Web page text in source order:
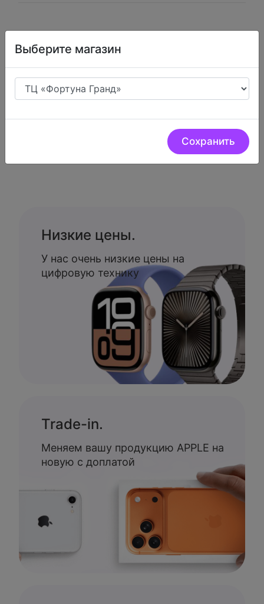
Выберите магазин
Сохранить
1RX
26
499
Низкие цены.
У нас очень низкие цены на
цифровую технику
Trade-in.
Меняем вашу продукцию APPLE на
новую с доплатой